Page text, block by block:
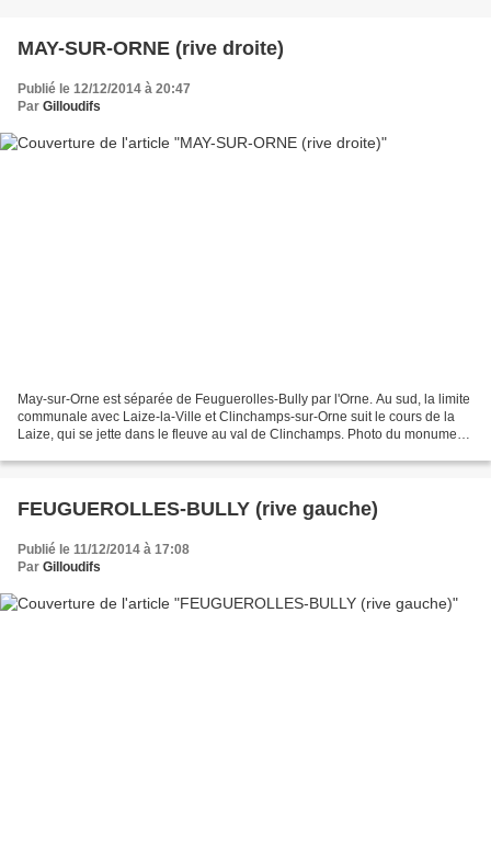
MAY-SUR-ORNE (rive droite)
Publié le 12/12/2014 à 20:47
Par Gilloudifs
May-sur-Orne est séparée de Feuguerolles-Bully par l'Orne. Au sud, la limite
communale avec Laize-la-Ville et Clinchamps-sur-Orne suit le cours de la
Laize, qui se jette dans le fleuve au val de Clinchamps. Photo du monument
http://commons.wikimedia.org/wiki/File:May_sur_Orne_m%C3%A9morial_mi
FEUGUEROLLES-BULLY (rive gauche)
Publié le 11/12/2014 à 17:08
Par Gilloudifs